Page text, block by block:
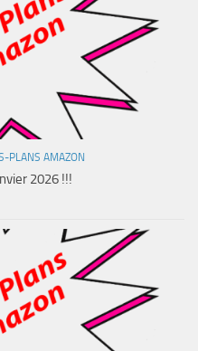
PLANS AMAZON
2026 !!!